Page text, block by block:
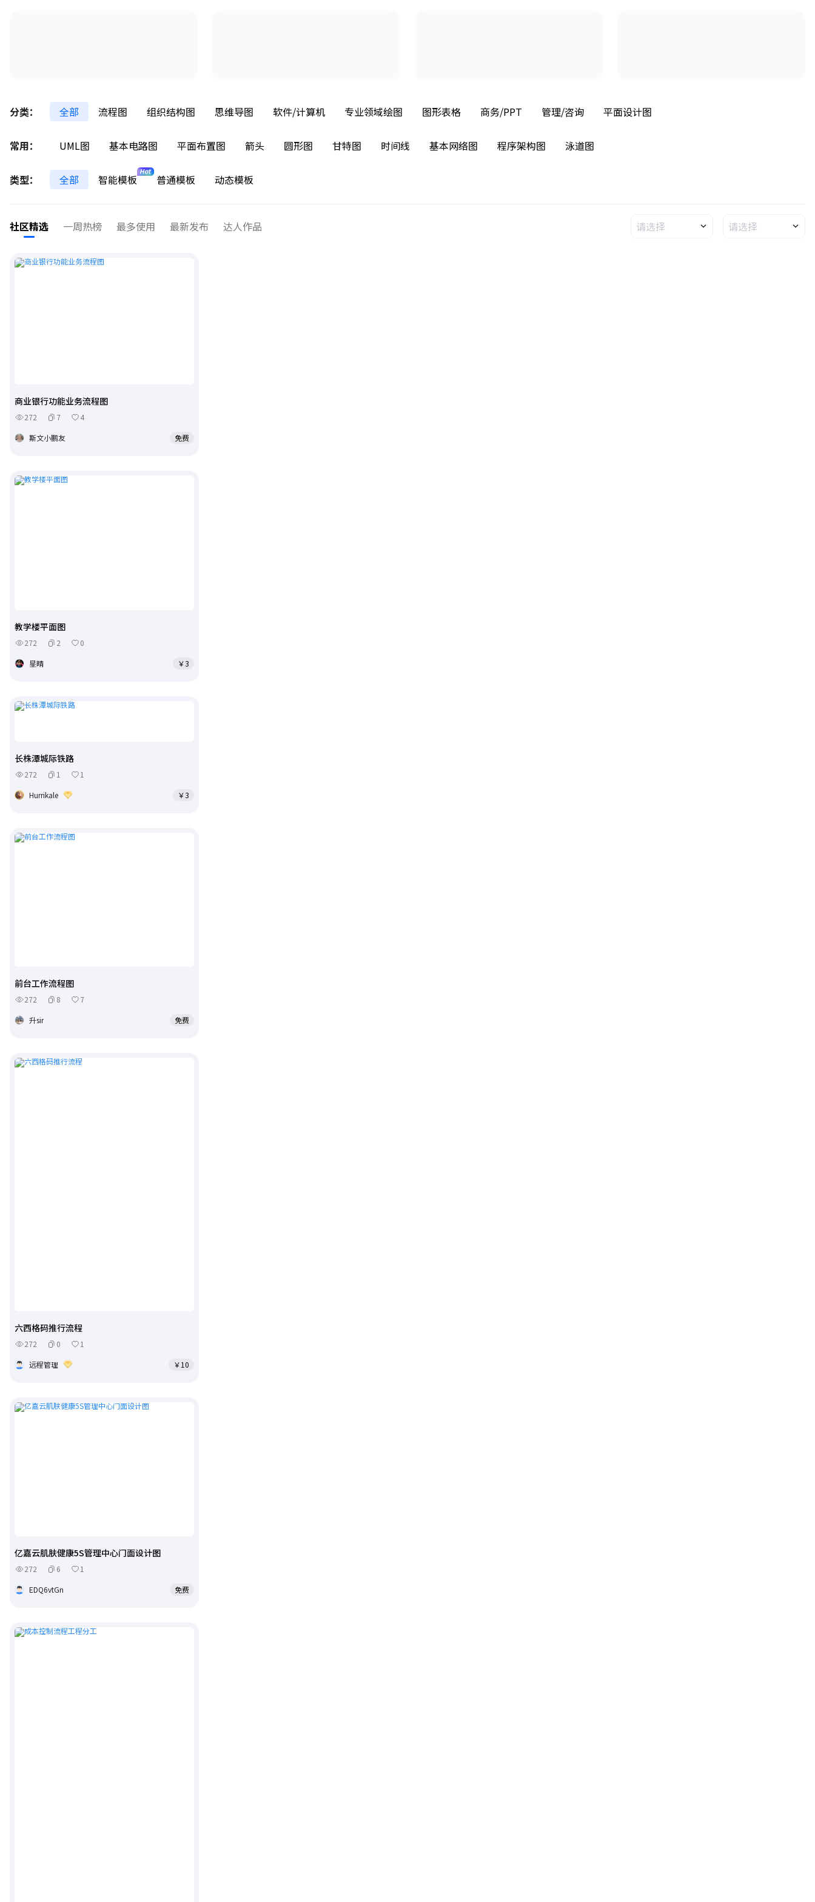
分类： 全部 流程图 组织结构图 思维导图 软件/计算机 专业领域绘图 图形表格 商务/PPT 管理/咨询 平面设计图
常用： UML图 基本电路图 平面布置图 箭头 圆形图 甘特图 时间线 基本网络图 程序架构图 泳道图
类型： 全部 智能模板 普通模板 动态模板
社区精选 一周热榜 最多使用 最新发布 达人作品 请选择 请选择
商业银行功能业务流程图
272 7
4
斯文小鹏友
免费
教学楼平面图
272 2
0
星晴
￥3
长株潭城际铁路
272 1
1
Hurrikale
￥3
前台工作流程图
272 8
7
升sir
免费
六西格码推行流程
272 0
1
远程管理
￥10
亿嘉云肌肤健康5S管理中心门面设计图
272 6
1
EDQ6vtGn
免费